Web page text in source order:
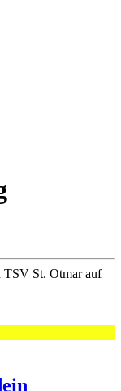
TSV St. Otmar auf